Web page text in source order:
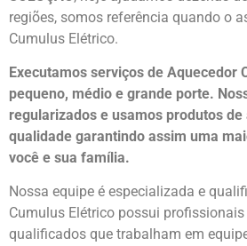
regiões, somos referência quando o
Cumulus Elétrico.
Executamos serviços de Aquecedor
pequeno, médio e grande porte.
regularizados e usamos produtos de
qualidade garantindo assim uma
você e sua família.
Nossa equipe é especializada e
Cumulus Elétrico possui
qualificados que trabalham em